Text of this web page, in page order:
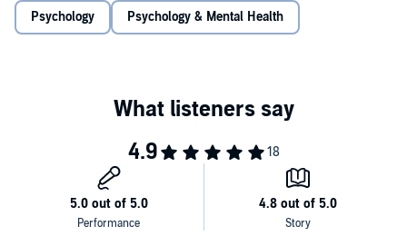
Y como desde que logré rehacerme no he vuelto a tener ninguna
caída que me haya hecho volver al hospital, he pensado que igual te
Así que, si estás tratando de graduar tus emociones, apagar tus
miedos o bajar el volumen de tus voces, quizá te sirva este consejo:
Psychology Psychology & Mental Health